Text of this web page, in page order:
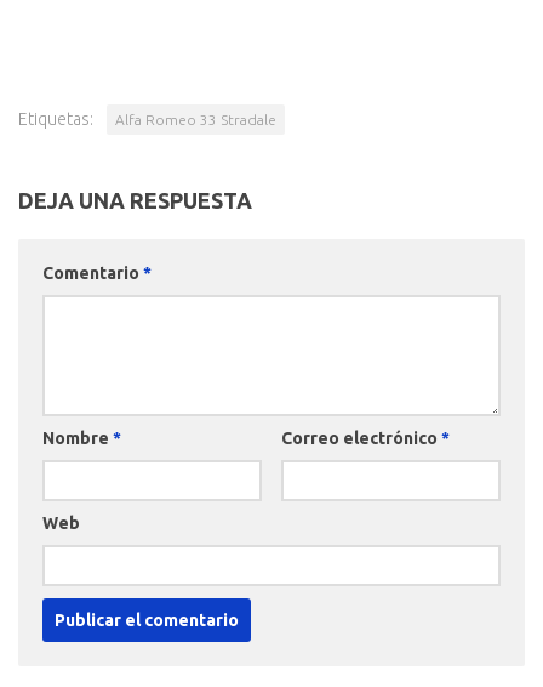
Etiquetas: Alfa Romeo 33 Stradale
DEJA UNA RESPUESTA
Comentario *
Nombre * Correo electrónico *
Web